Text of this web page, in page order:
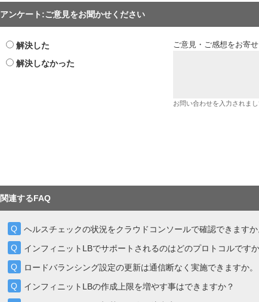
アンケート:ご意見をお聞かせください
解決した
解決しなかった
ご意見・ご感想をお寄
お問い合わせを入力されま
関連するFAQ
ヘルスチェックの状況をクラウドコンソールで確認できますか
インフィニットLBでサポートされるのはどのプロトコルです
ロードバランシング設定の更新は通信断なく実施できますか。
インフィニットLBの作成上限を増やす事はできますか？